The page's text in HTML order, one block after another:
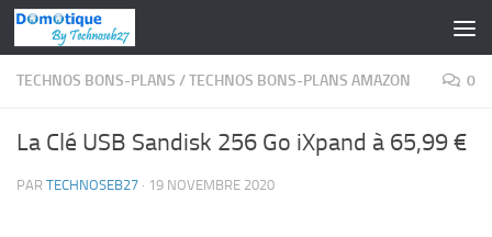
Skip to content
TECHNOS BONS-PLANS /TECHNOS BONS-PLANS AMAZON 0
La Clé USB Sandisk 256 Go iXpand à 65,99 €
PAR TECHNOSEB27 · 19 NOVEMBRE 2020